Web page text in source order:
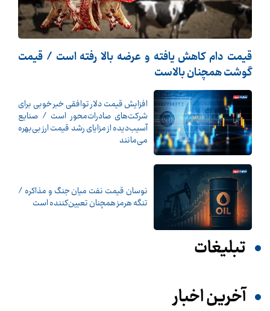
قیمت دام کاهش یافته و عرضه بالا رفته است / قیمت
گوشت همچنان بالاست
افزایش قیمت دلار توافقی خبر خوبی برای
شرکت‌های صادرات‌محور است / صنایع
آسیب‌دیده از مزایای رشد قیمت ارز بی‌بهره
می‌مانند
نوسان قیمت نفت میان جنگ و مذاکره /
تنگه هرمز همچنان تعیین‌کننده است
تبلیغات
آخرین اخبار